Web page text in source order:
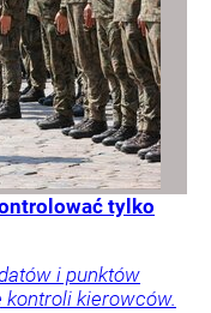
tylko
i punktów
kontroli kierowców.